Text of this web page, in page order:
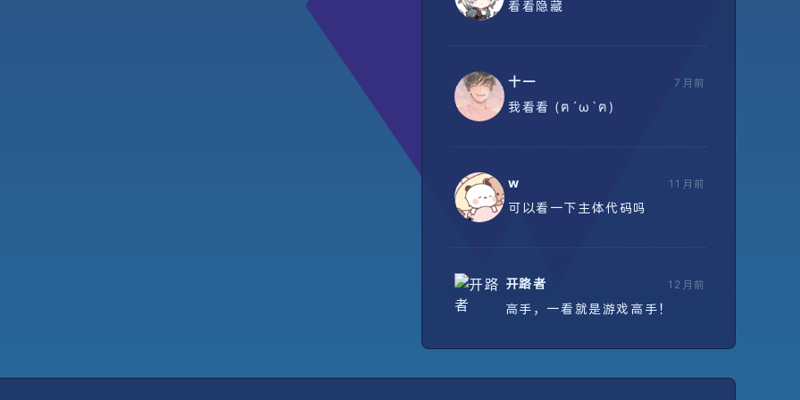
看看隐藏
十一 7月前
我看看 (ฅ´ω`ฅ)
w 11月前
可以看一下主体代码吗
开路者 12月前
高手，一看就是游戏高手！